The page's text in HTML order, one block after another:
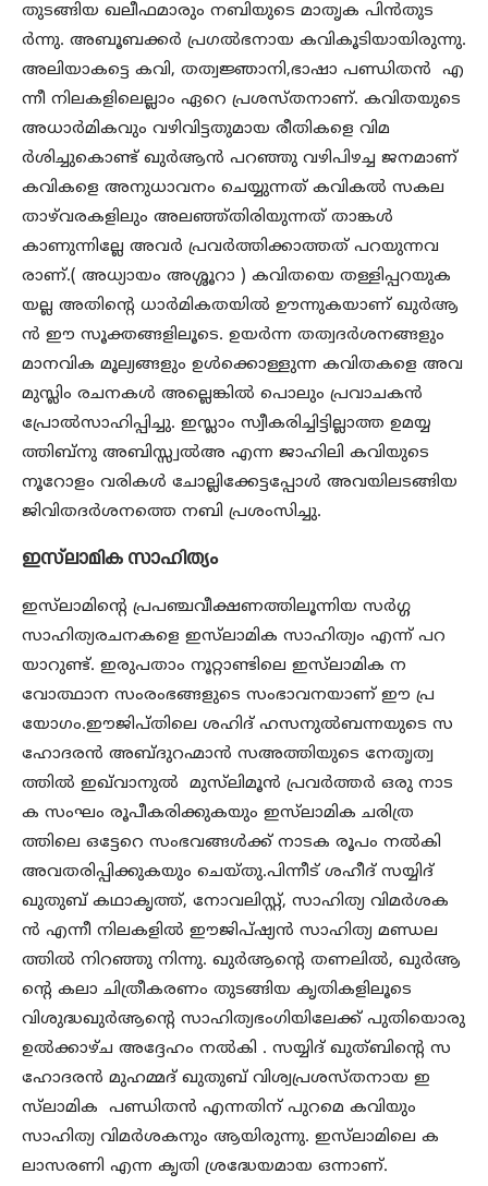
തുടങ്ങിയ ഖലീഫമാരും നബിയുടെ മാതൃക പിന്‍തുട
ര്‍ന്നു. അബൂബക്കര്‍ പ്രഗല്‍ഭനായ കവികൂടിയായിരുന്നു.
അലിയാകട്ടെ കവി, തത്വജ്ഞാനി,ഭാഷാ പണ്ഡിതന്‍ എ
ന്നീ നിലകളിലെല്ലാം ഏറെ പ്രശസ്തനാണ്. കവിതയുടെ
അധാര്‍മികവും വഴിവിട്ടതുമായ രീതികളെ വിമ
ര്‍ശിച്ചുകൊണ്ട് ഖുര്‍ആന്‍ പറഞ്ഞു വഴിപിഴച്ച ജനമാണ്
കവികളെ അനുധാവനം ചെയ്യുന്നത് കവികല്‍ സകല
താഴ്‌വരകളിലും അലഞ്ഞ്തിരിയുന്നത് താങ്കള്‍
കാണുന്നില്ലേ അവര്‍ പ്രവര്‍ത്തിക്കാത്തത് പറയുന്നവ
രാണ്.( അധ്യായം അശ്ശൂറാ ) കവിതയെ തള്ളിപ്പറയുക
യല്ല അതിന്റെ ധാര്‍മികതയില്‍ ഊന്നുകയാണ് ഖുര്‍ആ
ന്‍ ഈ സൂക്തങ്ങളിലൂടെ. ഉയര്‍ന്ന തത്വദര്‍ശനങ്ങളും
മാനവിക മൂല്യങ്ങളും ഉള്‍ക്കൊള്ളുന്ന കവിതകളെ അവ
മുസ്ലിം രചനകള്‍ അല്ലെങ്കില്‍ പൊലും പ്രവാചകന്‍
പ്രോല്‍സാഹിപ്പിച്ചു. ഇസ്ലാം സ്വീകരിച്ചിട്ടില്ലാത്ത ഉമയ്യ
ത്തിബ്‌നു അബിസ്സ്വല്‍അ എന്ന ജാഹിലി കവിയുടെ
നൂറോളം വരികള്‍ ചോല്ലിക്കേട്ടപ്പോള്‍ അവയിലടങ്ങിയ
ജിവിതദര്‍ശനത്തെ നബി പ്രശംസിച്ചു.
ഇസ്‌ലാമിക സാഹിത്യം
ഇസ്‌ലാമിന്റെ പ്രപഞ്ചവീക്ഷണത്തിലൂന്നിയ സര്‍ഗ്ഗ
സാഹിത്യരചനകളെ ഇസ്‌ലാമിക സാഹിത്യം എന്ന് പറ
യാറുണ്ട്. ഇരുപതാം നൂറ്റാണ്ടിലെ ഇസ്‌ലാമിക ന
വോത്ഥാന സംരംഭങ്ങളുടെ സംഭാവനയാണ് ഈ പ്ര
യോഗം.ഈജിപ്തിലെ ശഹിദ് ഹസനുല്‍ബന്നയുടെ സ
ഹോദരന്‍ അബ്ദുറഹ്മാന്‍ സഅത്തിയുടെ നേതൃത്വ
ത്തില്‍ ഇഖ്‌വാനുൽ മുസ്‌ലിമൂൻ പ്രവര്‍ത്തര്‍ ഒരു നാട
ക സംഘം രൂപീകരിക്കുകയും ഇസ്‌ലാമിക ചരിത്ര
ത്തിലെ ഒട്ടേറെ സംഭവങ്ങള്‍ക്ക് നാടക രൂപം നല്‍കി
അവതരിപ്പിക്കുകയും ചെയ്തു.പിന്നീട് ശഹീദ് സയ്യിദ്
ഖുതുബ് കഥാകൃത്ത്, നോവലിസ്റ്റ്, സാഹിത്യ വിമര്‍ശക
ന്‍ എന്നീ നിലകളില്‍ ഈജിപ്ഷ്യന്‍ സാഹിത്യ മണ്ഡല
ത്തില്‍ നിറഞ്ഞു നിന്നു. ഖുര്‍ആന്‍റെ തണലില്‍, ഖുര്‍ആ
ന്‍റെ കലാ ചിത്രീകരണം തുടങ്ങിയ കൃതികളിലൂടെ
വിശുദ്ധഖുര്‍ആന്‍റെ സാഹിത്യഭംഗിയിലേക്ക് പുതിയൊരു
ഉല്‍ക്കാഴ്ച അദ്ദേഹം നല്‍കി . സയ്യിദ് ഖുത്ബിന്‍റെ സ
ഹോദരന്‍ മുഹമ്മദ് ഖുതുബ് വിശ്വപ്രശസ്തനായ ഇ
സ്‌ലാമിക പണ്ഡിതന്‍ എന്നതിന് പുറമെ കവിയും
സാഹിത്യ വിമര്‍ശകനും ആയിരുന്നു. ഇസ്‌ലാമിലെ ക
ലാസരണി എന്ന കൃതി ശ്രദ്ധേയമായ ഒന്നാണ്.